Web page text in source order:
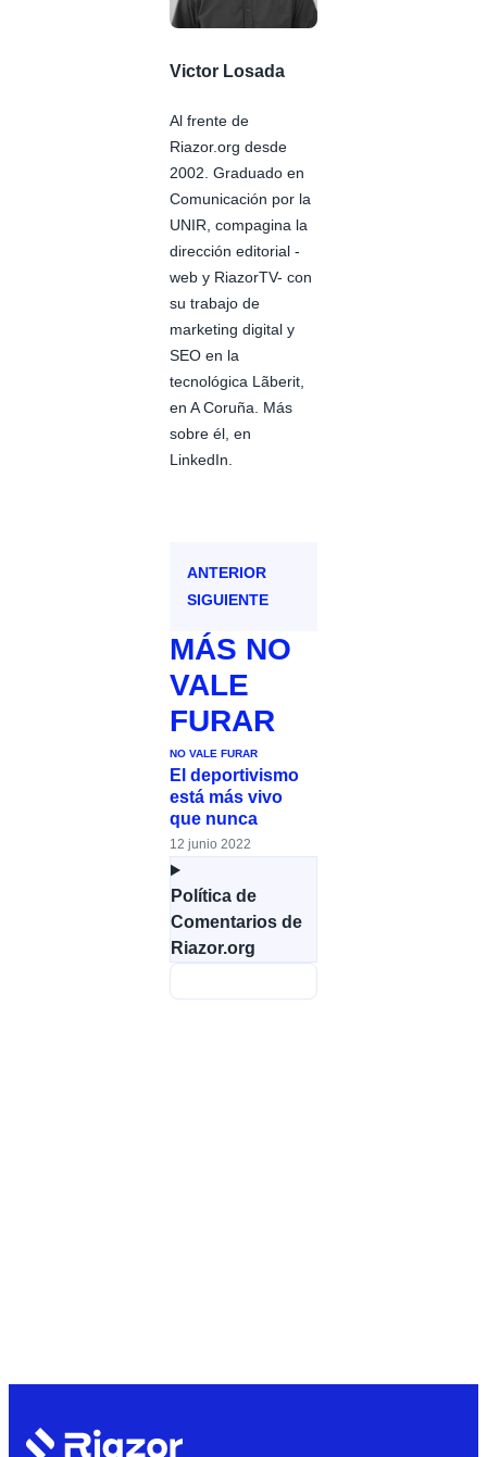
Victor Losada
Al frente de
Riazor.org desde
2002. Graduado en
Comunicación por la
UNIR, compagina la
dirección editorial -
web y RiazorTV- con
su trabajo de
marketing digital y
SEO en la
tecnológica Lãberit,
en A Coruña. Más
sobre él, en
LinkedIn.
ANTERIOR
SIGUIENTE
MÁS NO
VALE
FURAR
NO VALE FURAR
El deportivismo
está más vivo
que nunca
12 junio 2022
Política de
Comentarios de
Riazor.org